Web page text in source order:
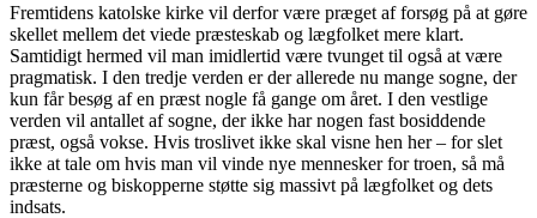
Fremtidens katolske kirke vil derfor være præget af forsøg på at gøre
skellet mellem det viede præsteskab og lægfolket mere klart.
Samtidigt hermed vil man imidlertid være tvunget til også at være
pragmatisk. I den tredje verden er der allerede nu mange sogne, der
kun får besøg af en præst nogle få gange om året. I den vestlige
verden vil antallet af sogne, der ikke har nogen fast bosiddende
præst, også vokse. Hvis troslivet ikke skal visne hen her – for slet
ikke at tale om hvis man vil vinde nye mennesker for troen, så må
præsterne og biskopperne støtte sig massivt på lægfolket og dets
indsats.